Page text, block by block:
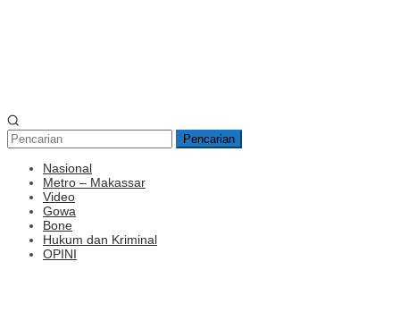
Pencarian
Nasional
Metro – Makassar
Video
Gowa
Bone
Hukum dan Kriminal
OPINI